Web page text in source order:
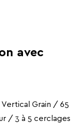
avec
Vertical Grain / 65
/ 3 à 5 cerclages